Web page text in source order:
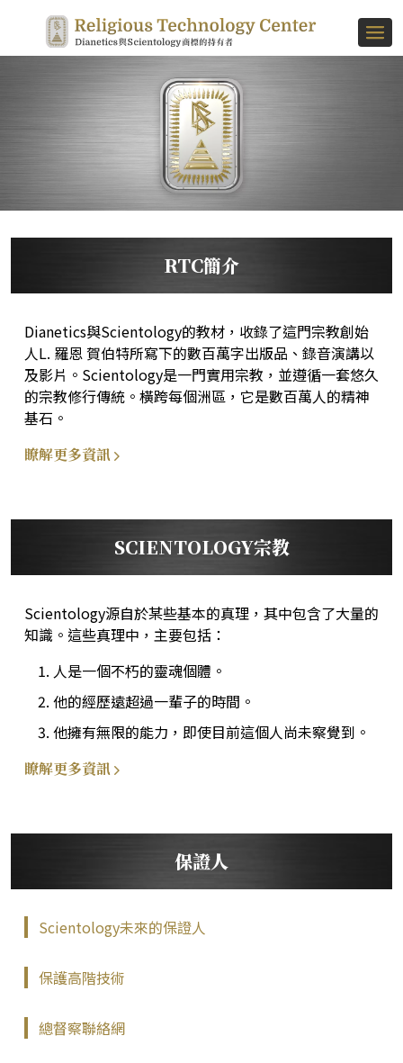
RTC簡介
Dianetics與Scientology的教材，收錄了這門宗教創始
人L. 羅恩 賀伯特所寫下的數百萬字出版品、錄音演講以
及影片。Scientology是一門實用宗教，並遵循一套悠久
的宗教修行傳統。橫跨每個洲區，它是數百萬人的精神
基石。
瞭解更多資訊
SCIENTOLOGY宗教
Scientology源自於某些基本的真理，其中包含了大量的
知識。這些真理中，主要包括：
人是一個不朽的靈魂個體。
他的經歷遠超過一輩子的時間。
他擁有無限的能力，即使目前這個人尚未察覺到。
瞭解更多資訊
保證人
Scientology未來的保證人
保護高階技術
總督察聯絡網